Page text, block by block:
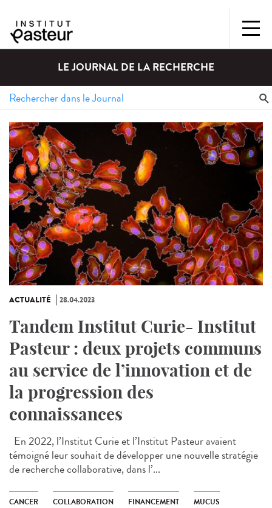
LE JOURNAL DE LA RECHERCHE
ACTUALITÉ 28.04.2023
Tandem Institut Curie- Institut
Pasteur : deux projets communs
au service de l’innovation et de
la progression des
connaissances
En 2022, l’Institut Curie et l’Institut Pasteur avaient
témoigné leur souhait de développer une nouvelle stratégie
de recherche collaborative, dans l’...
CANCER COLLABORATION FINANCEMENT MUCUS